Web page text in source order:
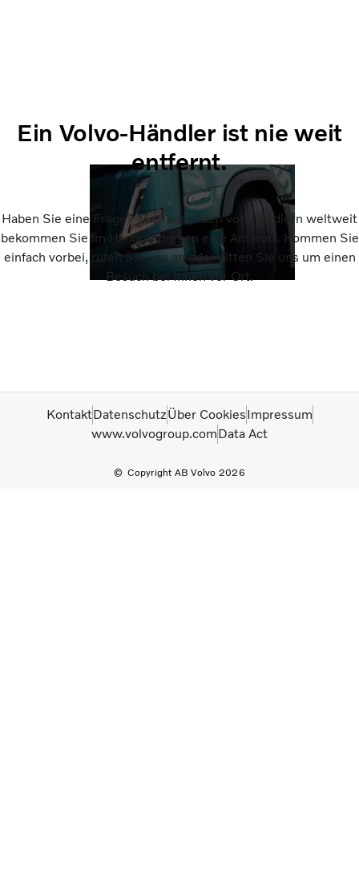
Ein Volvo-Händler ist nie weit
entfernt.
Haben Sie eine Frage? Mit Tausenden von Händlern weltweit
bekommen Sie im Handumdrehen eine Antwort. Kommen Sie
einfach vorbei, rufen Sie uns an oder bitten Sie uns um einen
Besuch bei Ihnen vor Ort.
Copyright AB Volvo 2026
KontaktDatenschutzÜber CookiesImpressum
www.volvogroup.comData Act